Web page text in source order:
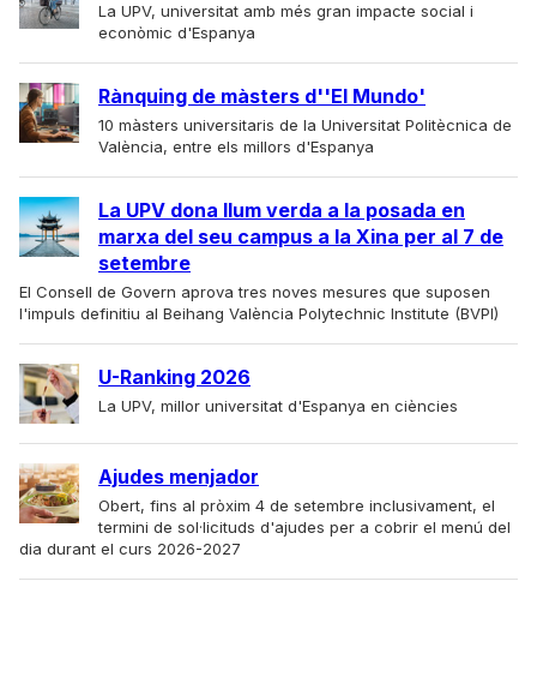
La UPV, universitat amb més gran impacte social i
econòmic d'Espanya
Rànquing de màsters d''El Mundo'
10 màsters universitaris de la Universitat Politècnica de
València, entre els millors d'Espanya
La UPV dona llum verda a la posada en
marxa del seu campus a la Xina per al 7 de
setembre
El Consell de Govern aprova tres noves mesures que suposen
l'impuls definitiu al Beihang València Polytechnic Institute (BVPI)
U-Ranking 2026
La UPV, millor universitat d'Espanya en ciències
Ajudes menjador
Obert, fins al pròxim 4 de setembre inclusivament, el
termini de sol·licituds d'ajudes per a cobrir el menú del
dia durant el curs 2026-2027